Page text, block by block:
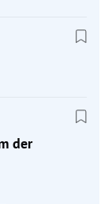
der